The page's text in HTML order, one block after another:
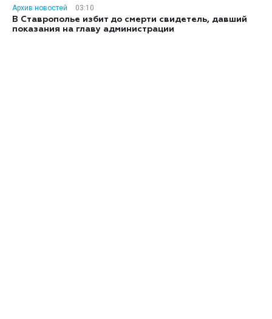
Архив новостей
03:10
В Ставрополье избит до смерти свидетель, давший
показания на главу администрации